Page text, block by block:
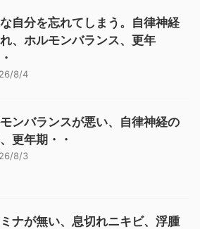
自分を忘れてしまう。自律神経
、ホルモンバランス、更年
8/4
ンバランスが悪い、自律神経の
更年期・・
8/3
ナが無い、息切れニキビ、浮腫